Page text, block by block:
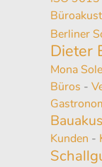
Berliner
Dieter
Mona
Büros -
Kunden -